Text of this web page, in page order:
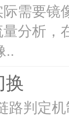
需要镜
分析，
..
换
判定